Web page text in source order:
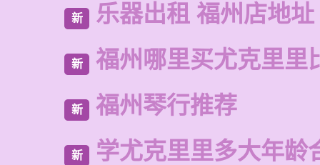
新 乐器出租 福州店地址
新 福州哪里买尤克里里
新 福州琴行推荐
新 学尤克里里多大年龄